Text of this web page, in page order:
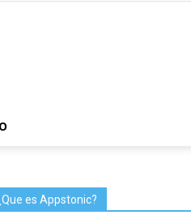
es Appstonic?